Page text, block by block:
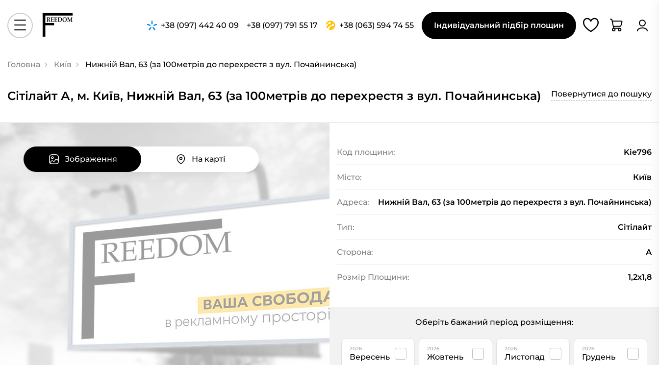
+38 (097) 442 40 09 +38 (097) 791 55 17 +38 (063) 594 74 55 Індивідуальний підбір площин
Головна Київ Нижній Вал, 63 (за 100метрів до перехрестя з вул. Почайнинська)
Сiтiлайт А, м. Київ, Нижній Вал, 63 (за 100метрів до перехрестя з вул. Почайнинська) Повернутися до пошуку
Зображення На карті
Код площини: Kie796
Місто: Київ
Адреса: Нижній Вал, 63 (за 100метрів до перехрестя з вул. Почайнинська)
Тип: Сiтiлайт
Сторона: А
Розмір Площини: 1,2x1,8
Оберіть бажаний період розміщення:
2026
Вересень
2026
Жовтень
2026
Листопад
2026
Грудень